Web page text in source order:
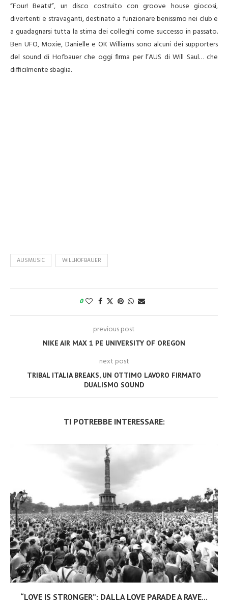
“Four! Beats!”, un disco costruito con groove house giocosi,
divertenti e stravaganti, destinato a funzionare benissimo nei club e
a guadagnarsi tutta la stima dei colleghi come successo in passato.
Ben UFO, Moxie, Danielle e OK Williams sono alcuni dei supporters
del sound di Hofbauer che oggi firma per l’AUS di Will Saul… che
difficilmente sbaglia.
AUSMUSIC WILLHOFBAUER
0
previous post
NIKE AIR MAX 1 PE UNIVERSITY OF OREGON
next post
TRIBAL ITALIA BREAKS, UN OTTIMO LAVORO FIRMATO
DUALISMO SOUND
TI POTREBBE INTERESSARE:
“LOVE IS STRONGER”: DALLA LOVE PARADE A RAVE...